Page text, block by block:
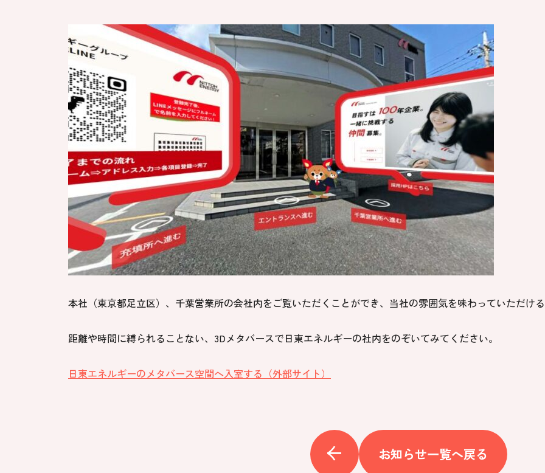
本社（東京都足立区）、千葉営業所の会社内をご覧いただくことができ、当社の雰囲気を味わっていただけ
距離や時間に縛られることない、3Dメタバースで日東エネルギーの社内をのぞいてみてください。
日東エネルギーのメタバース空間へ入室する（外部サイト）
お知らせ一覧へ戻る